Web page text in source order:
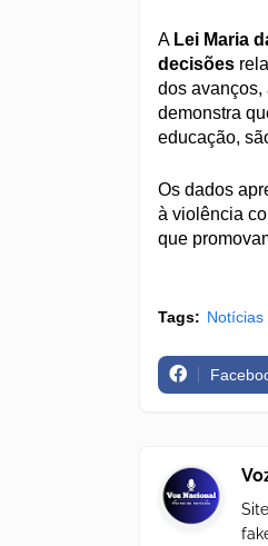
A Lei Maria
decisões
dos
demonstra
educação,
Os dados
à violência
que
Tags: Notícias